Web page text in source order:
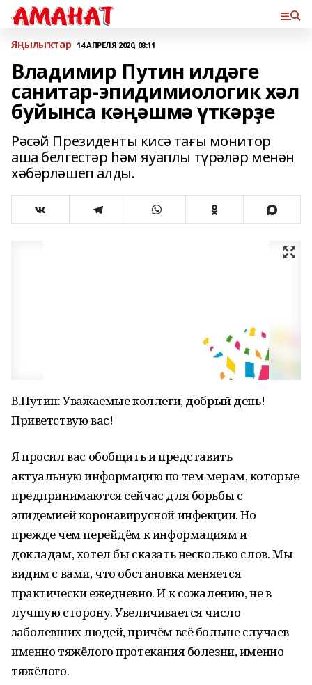
Яңылыҡтар 14 АПРЕЛЯ 2020, 08:11
Владимир Путин илдәге
санитар-эпидимиологик хәл
буйынса кәңәшмә үткәрҙе
Рəсəй Президенты кисə тағы монитор
аша белгестəр һəм яуаплы түрəлəр менəн
хəбəрлəшеп алды.
В.Путин: Уважаемые коллеги, добрый день!
Приветствую вас!
Я просил вас обобщить и представить
актуальную информацию по тем мерам, которые
предпринимаются сейчас для борьбы с
эпидемией коронавирусной инфекции. Но
прежде чем перейдём к информациям и
докладам, хотел бы сказать несколько слов. Мы
видим с вами, что обстановка меняется
практически ежедневно. И к сожалению, не в
лучшую сторону. Увеличивается число
заболевших людей, причём всё больше случаев
именно тяжёлого протекания болезни, именно
тяжёлого.